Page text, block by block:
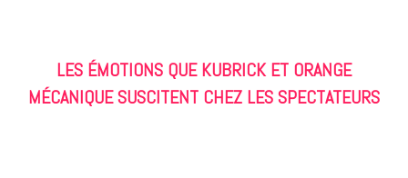
LES ÉMOTIONS QUE KUBRICK ET ORANGE
MÉCANIQUE SUSCITENT CHEZ LES SPECTATEURS